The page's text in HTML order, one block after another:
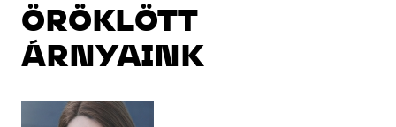
ÖRÖKLÖTT
ÁRNYAINK